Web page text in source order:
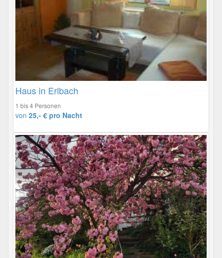
Haus in Erlbach
1 bis 4 Personen
von 25,- € pro Nacht